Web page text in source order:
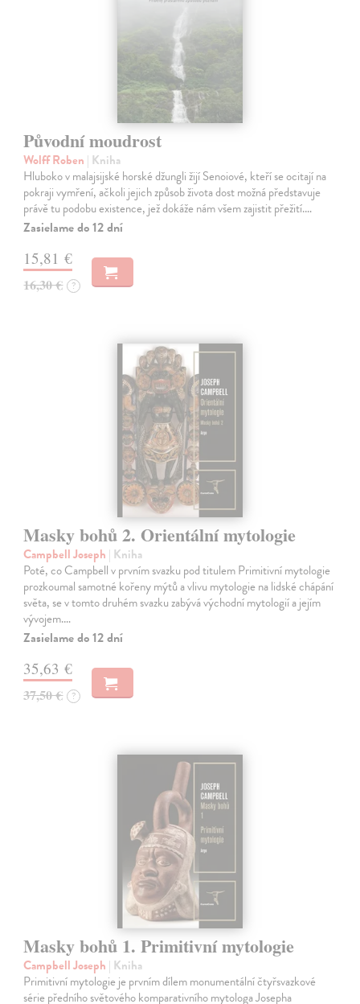
Původní moudrost
Wolff Roben | Kniha
Hluboko v malajsijské horské džungli žijí Senoiové, kteří se ocitají na
pokraji vymření, ačkoli jejich způsob života dost možná představuje
právě tu podobu existence, jež dokáže nám všem zajistit přežití.…
Zasielame do 12 dní
15,81 €
16,30 € ?
Masky bohů 2. Orientální mytologie
Campbell Joseph | Kniha
Poté, co Campbell v prvním svazku pod titulem Primitivní mytologie
prozkoumal samotné kořeny mýtů a vlivu mytologie na lidské chápání
světa, se v tomto druhém svazku zabývá východní mytologií a jejím
vývojem.…
Zasielame do 12 dní
35,63 €
37,50 € ?
Masky bohů 1. Primitivní mytologie
Campbell Joseph | Kniha
Primitivní mytologie je prvním dílem monumentální čtyřsvazkové
série předního světového komparativního mytologa Josepha